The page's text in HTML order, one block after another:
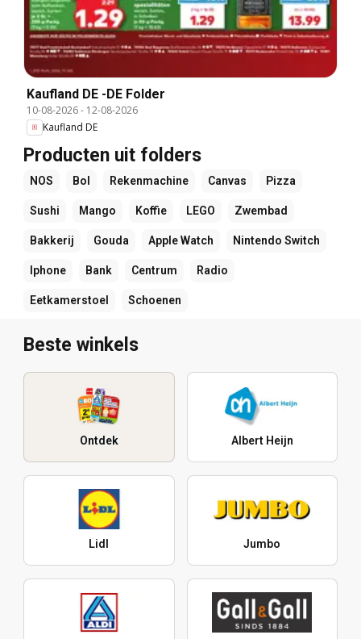
Kaufland DE -DE Folder
10-08-2026- 12-08-2026
Kaufland DE
Producten uit folders
NOS Bol Rekenmachine Canvas Pizza
Sushi Mango Koffie LEGO Zwembad
Bakkerij Gouda Apple Watch Nintendo Switch
Iphone Bank Centrum Radio
Eetkamerstoel Schoenen
Beste winkels
Ontdek Albert Heijn
Lidl Jumbo